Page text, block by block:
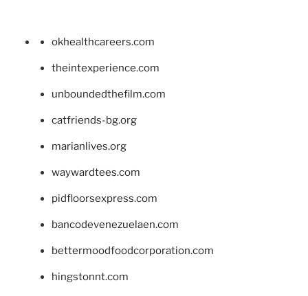
okhealthcareers.com
theintexperience.com
unboundedthefilm.com
catfriends-bg.org
marianlives.org
waywardtees.com
pidfloorsexpress.com
bancodevenezuelaen.com
bettermoodfoodcorporation.com
hingstonnt.com